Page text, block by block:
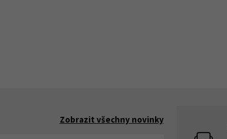
Zobrazit všechny novinky